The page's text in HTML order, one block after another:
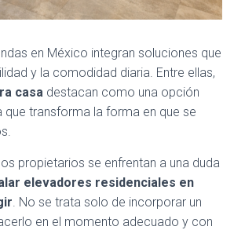
en México integran soluciones que
y la comodidad diaria. Entre ellas,
casa destacan como una opción
transforma la forma en que se
propietarios se enfrentan a una duda
elevadores residenciales en
. No se trata solo de incorporar un
en el momento adecuado y con